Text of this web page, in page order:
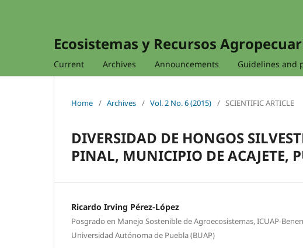
Ecosistemas y Recursos
Current Archives Announcements Guidelines and
Home / Archives / Vol. 2 No. 6 (2015) / SCIENTIFIC ARTICLE
DIVERSIDAD DE HONGOS
PINAL, MUNICIPIO DE ACAJETE,
Ricardo Irving Pérez-López
Posgrado en Manejo Sostenible de Agroecosistemas, ICUAP-
Universidad Autónoma de Puebla (BUAP)